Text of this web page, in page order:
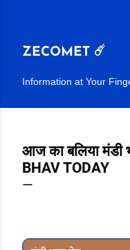
ZECOMET ☄️
Information at Your
आज का बलिया मंडी
BHAV TODAY